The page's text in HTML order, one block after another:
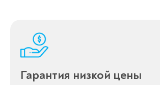
Гарантия низкой цены